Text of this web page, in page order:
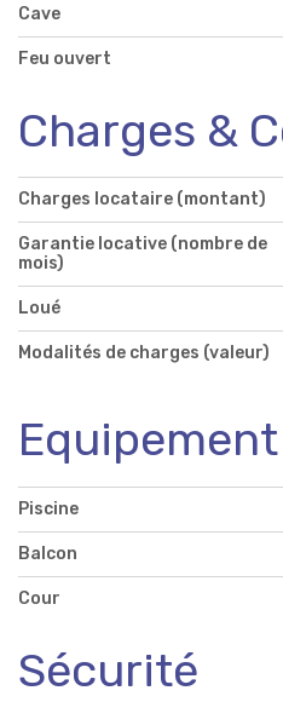
Cave
Feu ouvert
Charges &
Charges locataire (montant)
Garantie locative (nombre de
mois)
Loué
Modalités de charges (valeur)
Piscine
Balcon
Cour
Sécurité